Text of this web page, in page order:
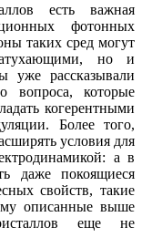
есть важная
фотонных
таких сред могут
но и
уже рассказывали
вопроса, которые
когерентными
Более того,
условия для
а в
даже покоящиеся
свойств, такие
описанные выше
еще не